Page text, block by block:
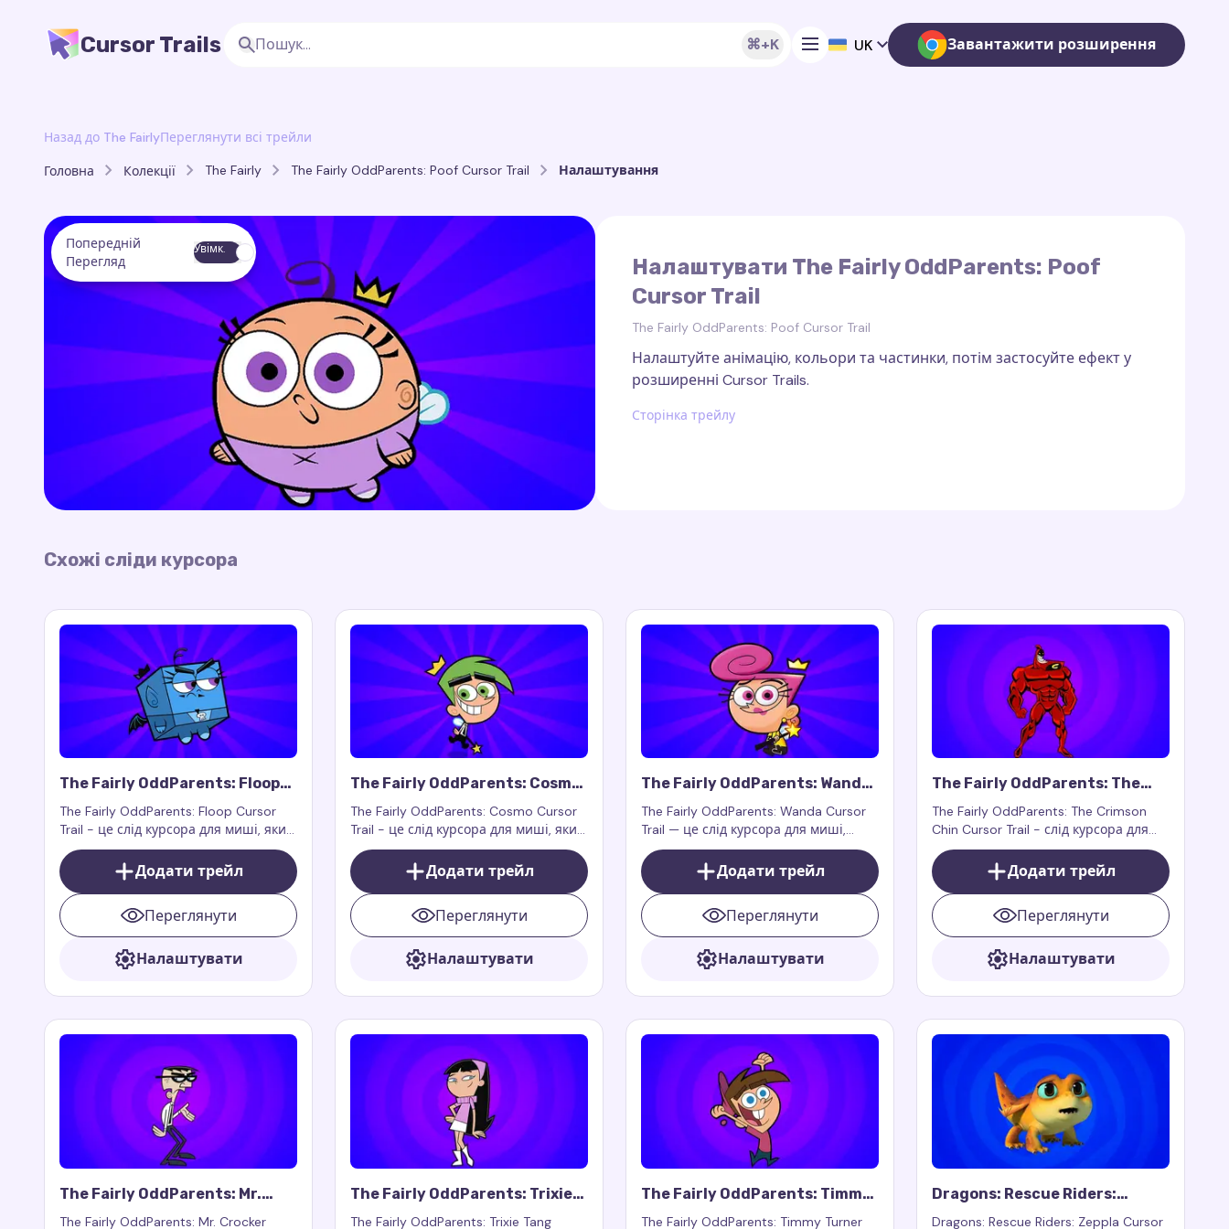
Cursor Trails ⌘+K UK Завантажити розширення
Назад до The FairlyПереглянути всі трейли
Головна Колекції The Fairly The Fairly OddParents: Poof Cursor Trail Налаштування
Налаштувати The Fairly OddParents: Poof
Cursor Trail
The Fairly OddParents: Poof Cursor Trail
Налаштуйте анімацію, кольори та частинки, потім застосуйте ефект у
розширенні Cursor Trails.
Сторінка трейлу
Попередній
Перегляд
Увімк.
Схожі сліди курсора
The Fairly OddParents: Floop
Cursor Trail
The Fairly OddParents: Floop Cursor
Trail - це слід курсора для миші, який
додає грайливий і фантастичний
стиль до вашого браузера
Додати трейл
Переглянути
Налаштувати
The Fairly OddParents: Cosmo
Cursor Trail
The Fairly OddParents: Cosmo Cursor
Trail - це слід курсора для миші, який
додає магію, гумор і веселощі до
вашого браузераДодати трейл
Переглянути
Налаштувати
The Fairly OddParents: Wanda
Cursor Trail
The Fairly OddParents: Wanda Cursor
Trail — це слід курсора для миші,
який додає вашому браузеру нотку
чарівності, тепла й організованості,
властивих Ванді, улюбленій феї з
культового мультсеріалу.
Додати трейл
Переглянути
Налаштувати
The Fairly OddParents: The
Crimson Chin Cursor Trail
The Fairly OddParents: The Crimson
Chin Cursor Trail - слід курсора для
миші, який додає героїчний стиль і
нотку супергеройської харизми до
вашого браузера.
Додати трейл
Переглянути
Налаштувати
The Fairly OddParents: Mr.
Crocker Cursor Trail
The Fairly OddParents: Mr. Crocker
The Fairly OddParents: Trixie
Tang Cursor Trail
The Fairly OddParents: Trixie Tang
The Fairly OddParents: Timmy
Turner Cursor Trail
The Fairly OddParents: Timmy Turner
Dragons: Rescue Riders:
Zeppla Cursor Trail
Dragons: Rescue Riders: Zeppla Cursor